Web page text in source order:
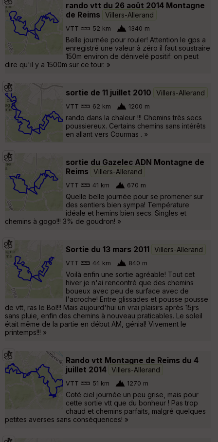
rando vtt du 26 août 2014 Montagne
de Reims
Villers-Allerand
VTT 52 km 1340 m
Belle journée pour rouler! Attention le gps a
enregistré une valeur à zéro il faut soustraire
150m environ de dénivelé positif: on peut
dire qu'il y a 1500m sur ce tour. »
sortie de 11 juillet 2010 Villers-Allerand
VTT 62 km 1200 m
rando dans la chaleur !!! Chemins très secs
poussiereux. Certains chemins sans intérêts
en allant vers Courmas . »
sortie du Gazelec ADN Montagne de
Reims
Villers-Allerand
VTT 41 km 670 m
Quelle belle journée pour se promener sur
des sentiers bien sympa! Température
idéale et hemins bien secs. Singles et
chemins à gogo!!! 3% de goudron! »
Sortie du 13 mars 2011 Villers-Allerand
VTT 44 km 840 m
Voilà enfin une sortie agréable! Tout cet
hiver je n'ai rencontré que des chemins
boueux avec peu de surface avec de
l'acroche! Entre glissades et pousse pousse
de vtt, ras le Bol!!! Mais aujourd'hui un vrai plaisirs après 15jrs
sans pluie, enfin des chemins à nouveau praticables. Le soleil
était même de la partie en début AM, génial! Vivement le
printemps!!! »
Rando vtt Montagne de Reims du 4
juillet 2014 Villers-Allerand
VTT 51 km 1270 m
Coté ciel journée un peu grise, mais pour
cette sortie vtt que du bonheur ! Pas trop
chaud et chemins parfaits, malgré quelques
petites averses sans conséquences! »